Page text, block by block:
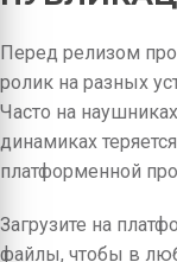
Перед релизом
ролик на разных
Часто на
динамиках
платформенной
Загрузите на
файлы, чтобы в